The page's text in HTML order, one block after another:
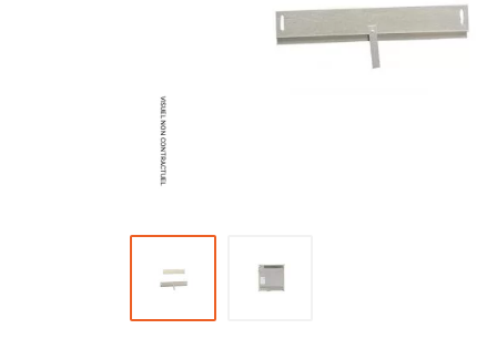
Ventilateur industriel
Ventilateur centrifuge
Ventilateur de sol
Ventilateur sur pied
Ventilateur de bureau
Extracteur d'air mural centrifuge